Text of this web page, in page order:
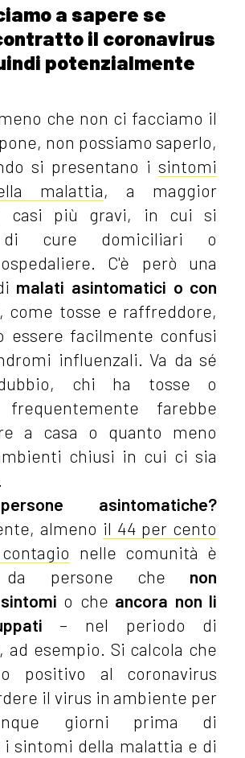
a sapere se
il coronavirus
potenzialmente
che non ci facciamo il
non possiamo saperlo,
si presentano i sintomi
malattia, a maggior
casi più gravi, in cui si
di cure domiciliari o
C'è però una
malati asintomatici o con
, come tosse e raffreddore,
essere facilmente confusi
influenzali. Va da sé
chi ha tosse o
frequentemente farebbe
a casa o quanto meno
chiusi in cui ci sia
asintomatiche?
almeno il 44 per cento
nelle comunità è
da persone che non
o che ancora non li
– nel periodo di
ad esempio. Si calcola che
positivo al coronavirus
il virus in ambiente per
giorni prima di
sintomi della malattia e di